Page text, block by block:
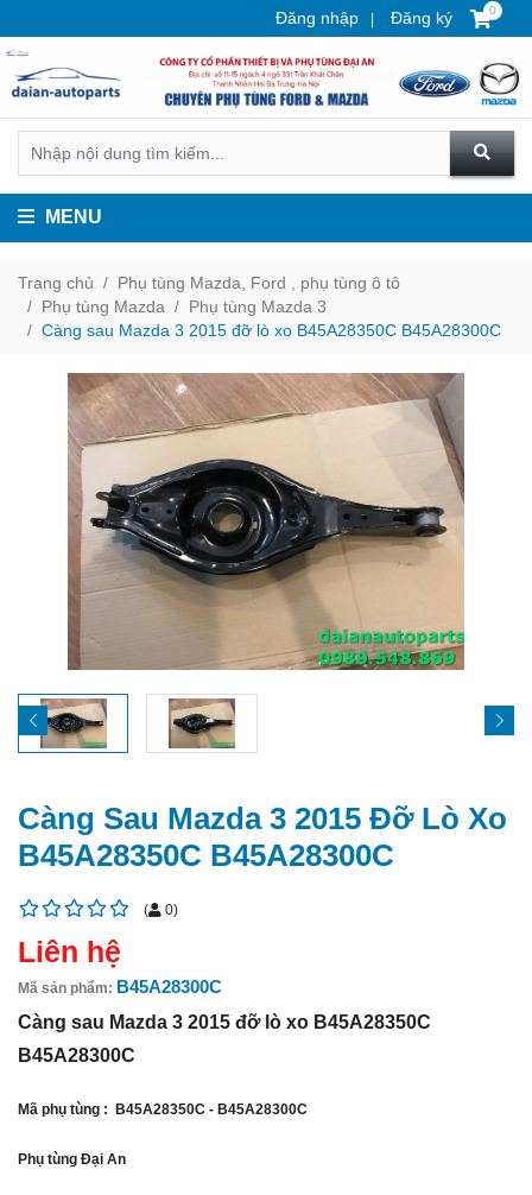
Đăng nhập Đăng ký 0
MENU
Trang chủ
Phụ tùng Mazda, Ford , phụ tùng ô tô
Phụ tùng Mazda
Phụ tùng Mazda 3
Càng sau Mazda 3 2015 đỡ lò xo B45A28350C B45A28300C
Càng Sau Mazda 3 2015 Đỡ Lò Xo
B45A28350C B45A28300C
( 0)
Liên hệ
Mã sản phẩm: B45A28300C
Càng sau Mazda 3 2015 đỡ lò xo B45A28350C
B45A28300C
Mã phụ tùng : B45A28350C - B45A28300C
Phụ tùng Đại An